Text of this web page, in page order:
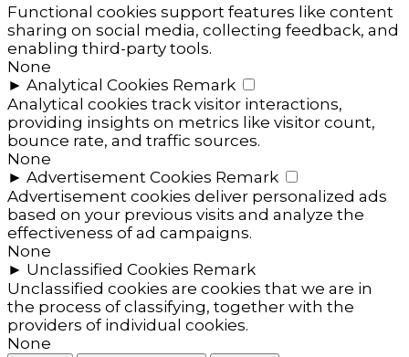
Functional cookies support features like content
sharing on social media, collecting feedback, and
enabling third-party tools.
None
► Analytical Cookies Remark
Analytical cookies track visitor interactions,
providing insights on metrics like visitor count,
bounce rate, and traffic sources.
None
► Advertisement Cookies Remark
Advertisement cookies deliver personalized ads
based on your previous visits and analyze the
effectiveness of ad campaigns.
None
► Unclassified Cookies Remark
Unclassified cookies are cookies that we are in
the process of classifying, together with the
providers of individual cookies.
None